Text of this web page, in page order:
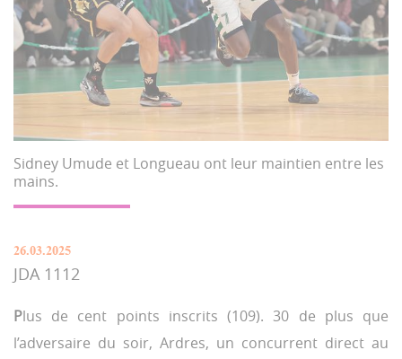
Sidney Umude et Longueau ont leur maintien entre les
mains.
26.03.2025
JDA 1112
Plus de cent points inscrits (109). 30 de plus que
l’adversaire du soir, Ardres, un concurrent direct au